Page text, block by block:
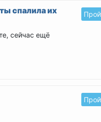
спалила их
сейчас ещё